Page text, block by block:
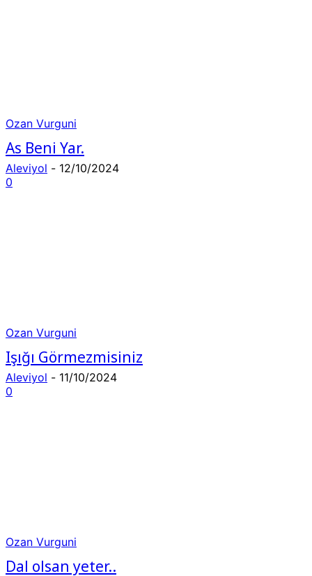
Ozan Vurguni
As Beni Yar.
Aleviyol - 12/10/2024
0
Ozan Vurguni
Işığı Görmezmisiniz
Aleviyol - 11/10/2024
0
Ozan Vurguni
Dal olsan yeter..